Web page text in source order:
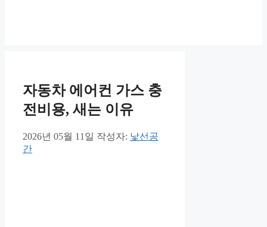
자동차 에어컨 가스 충
전비용, 새는 이유
2026년 05월 11일 작성자: 낯선공
간